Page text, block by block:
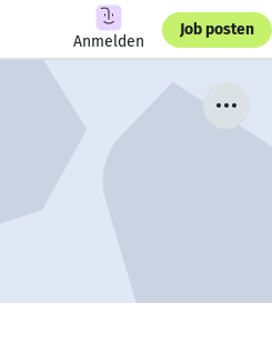
Anmelden
Job posten